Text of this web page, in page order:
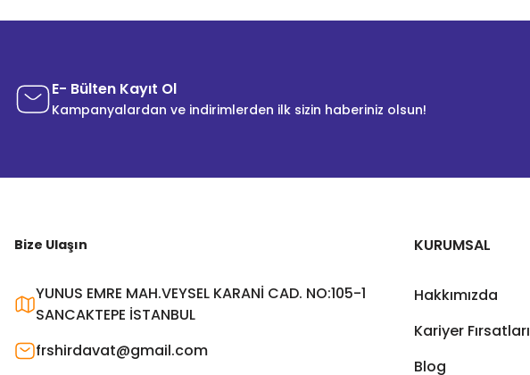
E- Bülten Kayıt Ol
Kampanyalardan ve indirimlerden ilk sizin haberiniz olsun!
Bize Ulaşın
YUNUS EMRE MAH.VEYSEL KARANİ CAD. NO:105-1
SANCAKTEPE İSTANBUL
frshirdavat@gmail.com
KURUMSAL
Hakkımızda
Kariyer Fırsatları
Blog